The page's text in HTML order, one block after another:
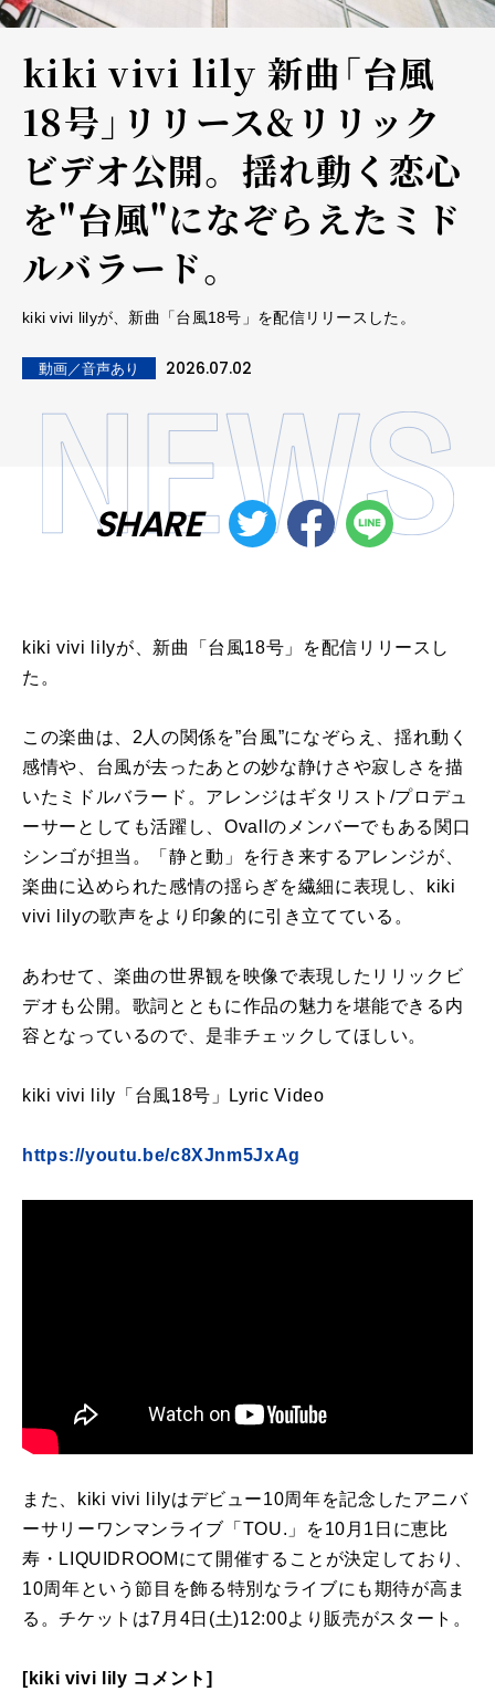
kiki vivi lily 新曲「台風
18号」リリース&リリック
ビデオ公開。 揺れ動く恋心
を"台風"になぞらえたミド
ルバラード。
kiki vivi lilyが、新曲「台風18号」を配信リリースした。
動画／音声あり 2026.07.02
SHARE
kiki vivi lilyが、新曲「台風18号」を配信リリースし
た。
この楽曲は、2人の関係を”台風”になぞらえ、揺れ動く
感情や、台風が去ったあとの妙な静けさや寂しさを描
いたミドルバラード。アレンジはギタリスト/プロデュ
ーサーとしても活躍し、Ovallのメンバーでもある関口
シンゴが担当。「静と動」を行き来するアレンジが、
楽曲に込められた感情の揺らぎを繊細に表現し、kiki
vivi lilyの歌声をより印象的に引き立てている。
あわせて、楽曲の世界観を映像で表現したリリックビ
デオも公開。歌詞とともに作品の魅力を堪能できる内
容となっているので、是非チェックしてほしい。
kiki vivi lily「台風18号」Lyric Video
https://youtu.be/c8XJnm5JxAg
また、kiki vivi lilyはデビュー10周年を記念したアニバ
ーサリーワンマンライブ「TOU.」を10月1日に恵比
寿・LIQUIDROOMにて開催することが決定しており、
10周年という節目を飾る特別なライブにも期待が高ま
る。チケットは7月4日(土)12:00より販売がスタート。
[kiki vivi lily コメント]